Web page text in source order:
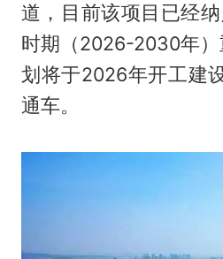
道，目前该项目已经
时期（2026-2030年
划将于2026年开工建
通车。